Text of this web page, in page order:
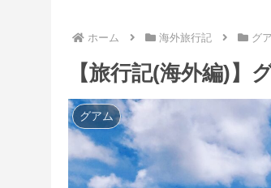
ホーム 海外旅行記 グ
【旅行記(海外編)】
グアム